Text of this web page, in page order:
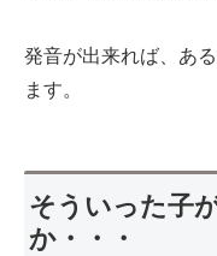
発音が出来れば、あ
ます。
そういった子
か・・・